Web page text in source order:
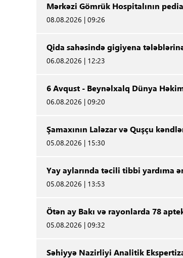
Mərkəzi Gömrük Hospitalının
08.08.2026 | 09:26
Qida sahəsində gigiyena
06.08.2026 | 12:23
6 Avqust - Beynəlxalq Dünya
06.08.2026 | 09:20
Şamaxının Laləzar və Quşçu
05.08.2026 | 15:30
Yay aylarında təcili tibbi yardıma
05.08.2026 | 13:53
Ötən ay Bakı və rayonlarda 78
05.08.2026 | 09:32
Səhiyyə Nazirliyi Analitik